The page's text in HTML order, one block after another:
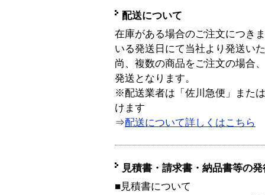
配送について
在庫がある場合のご注文につき
いる発送日にて当社より発送い
尚、複数の商品をご注文の場合
発送となります。
※配送業者は「佐川急便」また
けます
⇒配送について詳しくはこちら
見積書・請求書・納品書等の
■見積書について